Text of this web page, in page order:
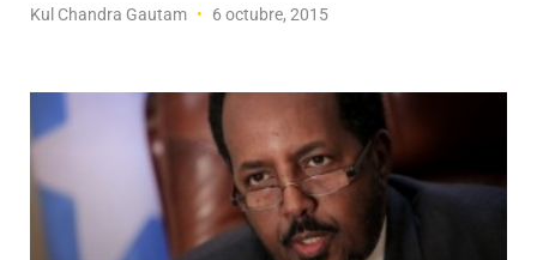
Kul Chandra Gautam 6 octubre, 2015